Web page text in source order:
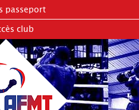
passeport
club